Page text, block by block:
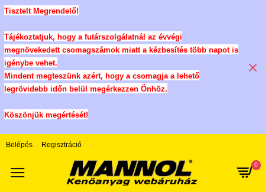
Tisztelt Megrendelő!
Tájékoztatjuk, hogy a futárszolgálatnál az évvégi
megnövekedett csomagszámok miatt a kézbesítés több napot is
igénybe vehet.
Mindent megteszünk azért, hogy a csomagja a lehető
legrövidebb időn belül megérkezzen Önhöz.
Köszönjük megértését!
Belépés Regisztráció
0